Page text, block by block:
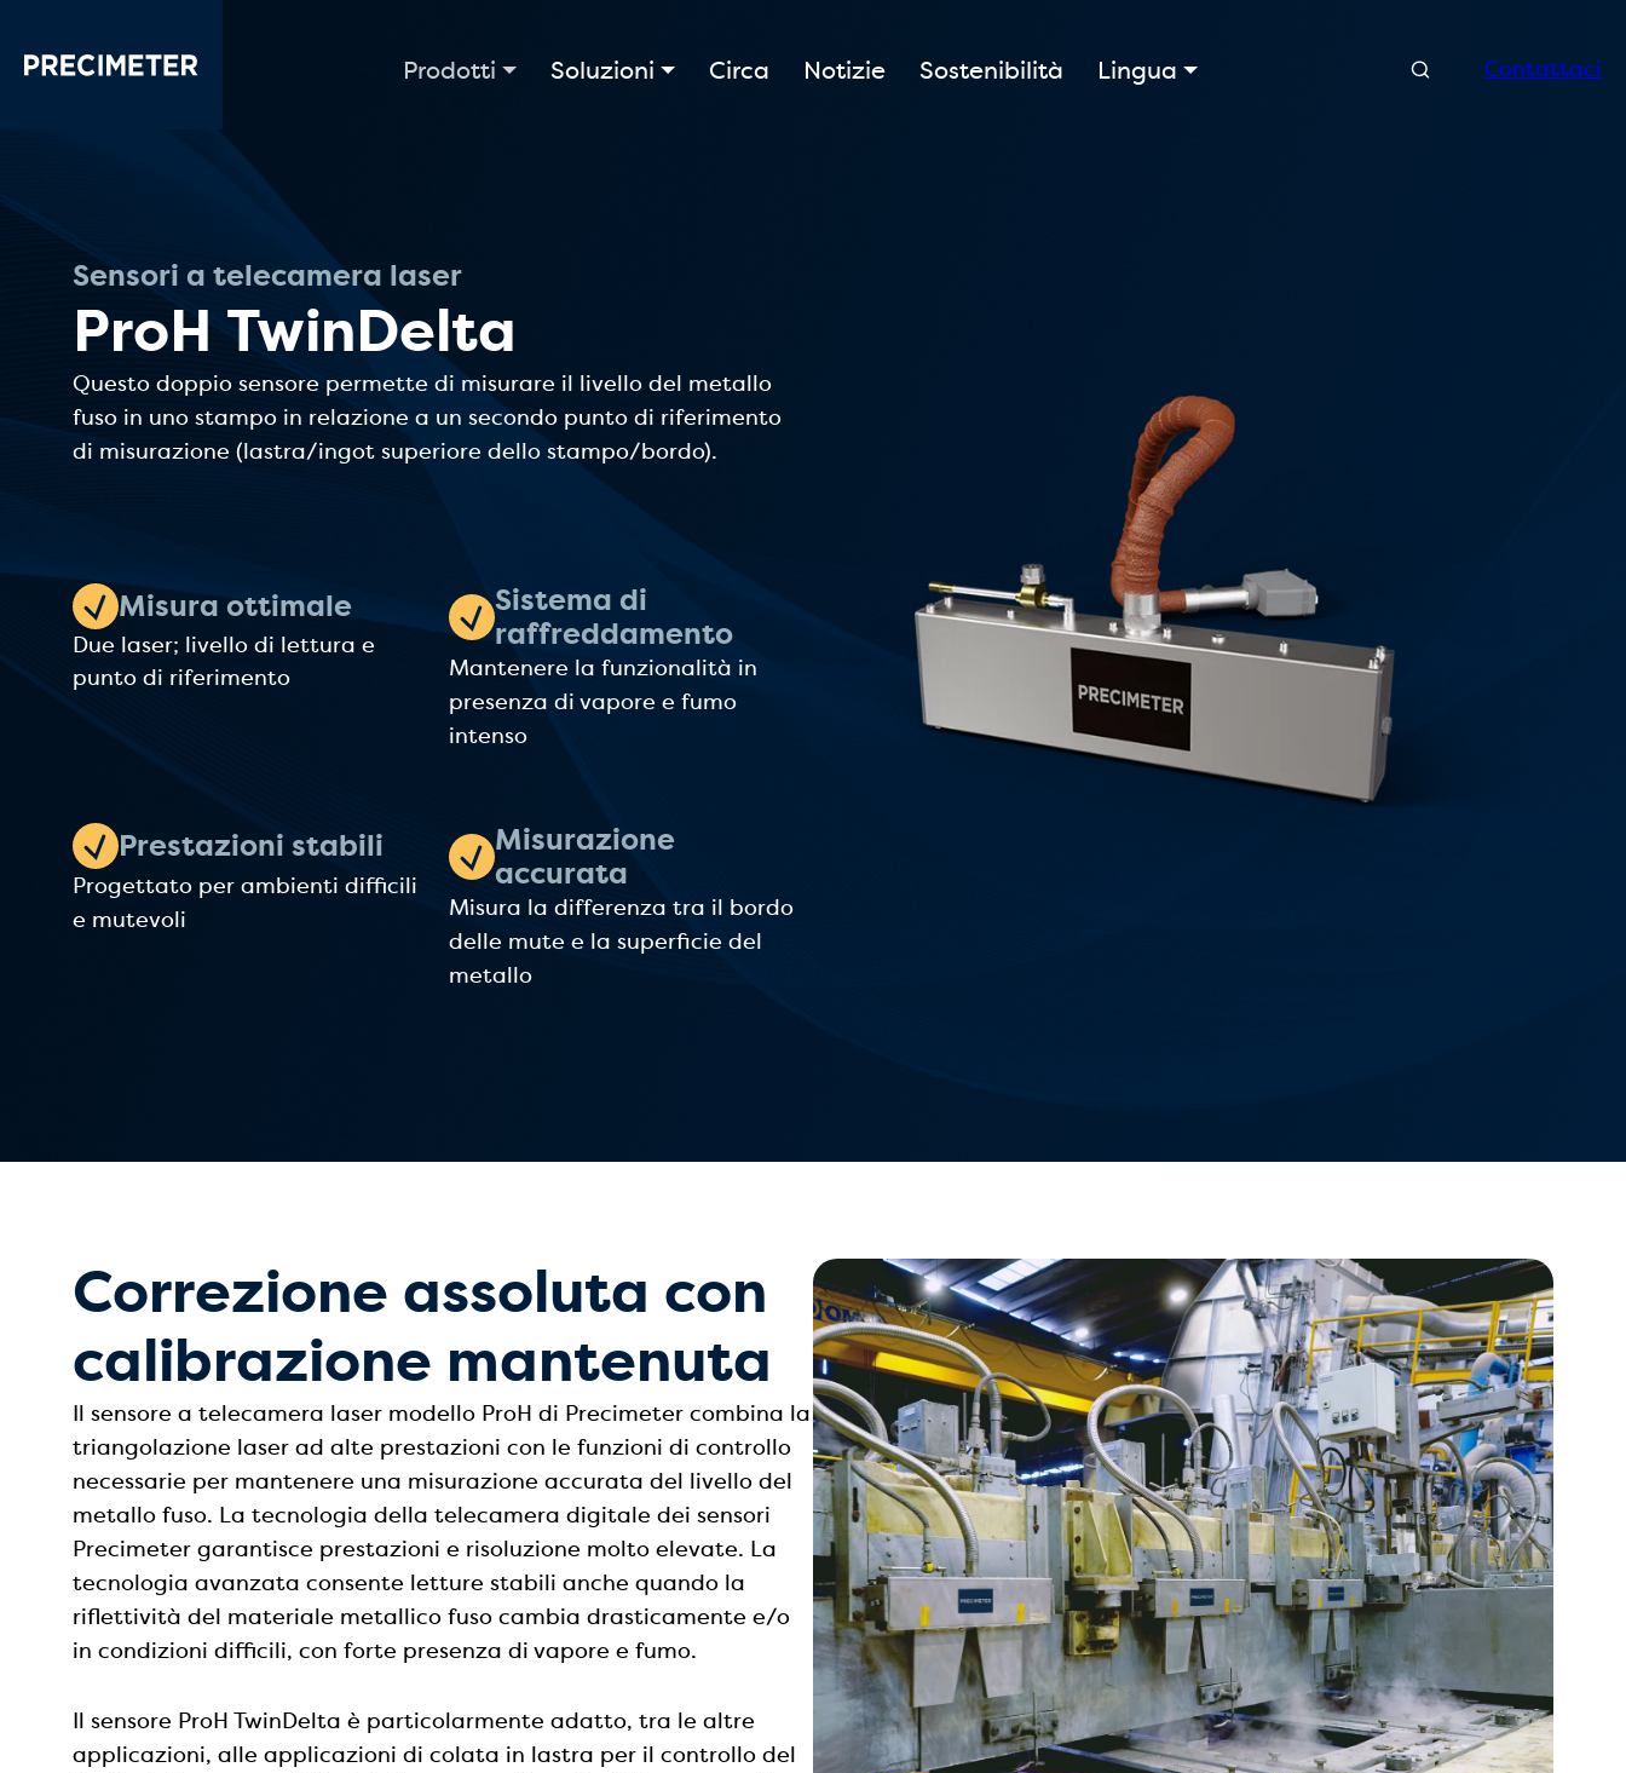
Prodotti Soluzioni Circa Notizie Sostenibilità Lingua Ricerca
Contattaci
Sensori a telecamera laser
ProH TwinDelta
Questo doppio sensore permette di misurare il livello del metallo
fuso in uno stampo in relazione a un secondo punto di riferimento
di misurazione (lastra/ingot superiore dello stampo/bordo).
Misura ottimale
Due laser; livello di lettura e
punto di riferimento
Sistema di
raffreddamento
Mantenere la funzionalità in
presenza di vapore e fumo
intenso
Prestazioni stabili
Progettato per ambienti difficili
e mutevoli
Misurazione
accurata
Misura la differenza tra il bordo
delle mute e la superficie del
metallo
Correzione assoluta con
calibrazione mantenuta
Il sensore a telecamera laser modello ProH di Precimeter combina la
triangolazione laser ad alte prestazioni con le funzioni di controllo
necessarie per mantenere una misurazione accurata del livello del
metallo fuso. La tecnologia della telecamera digitale dei sensori
Precimeter garantisce prestazioni e risoluzione molto elevate. La
tecnologia avanzata consente letture stabili anche quando la
riflettività del materiale metallico fuso cambia drasticamente e/o
in condizioni difficili, con forte presenza di vapore e fumo.
Il sensore ProH TwinDelta è particolarmente adatto, tra le altre
applicazioni, alle applicazioni di colata in lastra per il controllo del